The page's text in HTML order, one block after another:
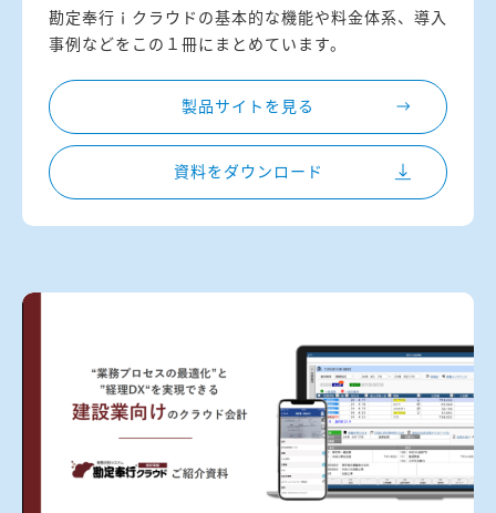
勘定奉行ｉクラウドの基本的な機能や料金体系、導入
事例などをこの１冊にまとめています。
製品サイトを見る
資料をダウンロード